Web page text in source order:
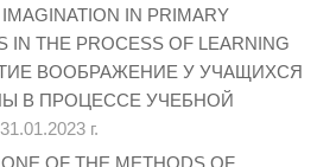
IN PRIMARY
IN THE PROCESS OF LEARNING
ВООБРАЖЕНИЕ У УЧАЩИХСЯ
В ПРОЦЕССЕ УЧЕБНОЙ
31.01.2023 г.
OF THE METHODS OF